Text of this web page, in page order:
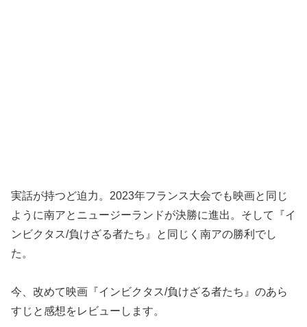
実話が持つど迫力。2023年フランス大会でも映画と同じ
ように南アとニュージーランドが決勝に進出。そして『イ
ンビクタス/負けざる者たち』と同じく南アの勝利でし
た。
今、改めて映画『インビクタス/負けざる者たち』のあら
すじと感想をレビューします。